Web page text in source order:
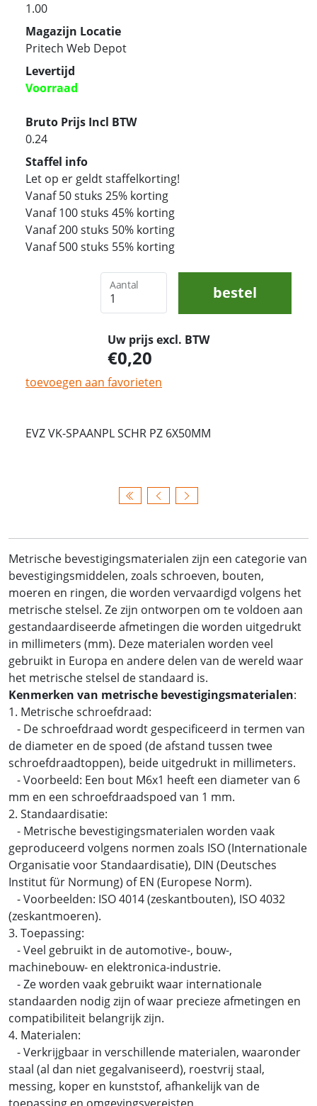
1.00
Magazijn Locatie
Pritech Web Depot
Levertijd
Voorraad
Bruto Prijs Incl BTW
0.24
Staffel info
Let op er geldt staffelkorting!
Vanaf 50 stuks 25% korting
Vanaf 100 stuks 45% korting
Vanaf 200 stuks 50% korting
Vanaf 500 stuks 55% korting
Aantal bestel
Uw prijs excl. BTW
0,20
toevoegen aan favorieten
EVZ VK-SPAANPL SCHR PZ 6X50MM
Metrische bevestigingsmaterialen zijn een categorie van
bevestigingsmiddelen, zoals schroeven, bouten,
moeren en ringen, die worden vervaardigd volgens het
metrische stelsel. Ze zijn ontworpen om te voldoen aan
gestandaardiseerde afmetingen die worden uitgedrukt
in millimeters (mm). Deze materialen worden veel
gebruikt in Europa en andere delen van de wereld waar
het metrische stelsel de standaard is.
Kenmerken van metrische bevestigingsmaterialen:
1. Metrische schroefdraad:
- De schroefdraad wordt gespecificeerd in termen van
de diameter en de spoed (de afstand tussen twee
schroefdraadtoppen), beide uitgedrukt in millimeters.
- Voorbeeld: Een bout M6x1 heeft een diameter van 6
mm en een schroefdraadspoed van 1 mm.
2. Standaardisatie:
- Metrische bevestigingsmaterialen worden vaak
geproduceerd volgens normen zoals ISO (Internationale
Organisatie voor Standaardisatie), DIN (Deutsches
Institut für Normung) of EN (Europese Norm).
- Voorbeelden: ISO 4014 (zeskantbouten), ISO 4032
(zeskantmoeren).
3. Toepassing:
- Veel gebruikt in de automotive-, bouw-,
machinebouw- en elektronica-industrie.
- Ze worden vaak gebruikt waar internationale
standaarden nodig zijn of waar precieze afmetingen en
compatibiliteit belangrijk zijn.
4. Materialen:
- Verkrijgbaar in verschillende materialen, waaronder
staal (al dan niet gegalvaniseerd), roestvrij staal,
messing, koper en kunststof, afhankelijk van de